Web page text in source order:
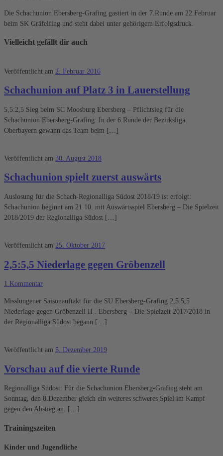
Die Schachunion Ebersberg-Grafing gastiert in der 7.Runde am 22.Februar
beim SK Gräfelfing und steht dabei unter gehörigem Erfolgsdruck.
Vielleicht gefällt dir auch
Veröffentlicht am 2. Februar 2016
Schachunion auf Platz 3 in Lauerstellung
5,5:2,5 Sieg beim SC Moosburg Ebersberg – Pflichtsieg für die
Schachunion Ebersberg-Grafing: In der 6.Runde der Bezirksliga
Oberbayern gewann das Team beim […]
Veröffentlicht am 30. August 2018
Schachunion spielt zuerst auswärts
Auslosung für die Schach-Regionalliga Südost 2018/19 ist erfolgt:
Schachunion beginnt am 21.10. mit Auswärtsspiel Ebersberg – Die Spielzeit
2018/2019 der Regionalliga Südost […]
Veröffentlicht am 25. Oktober 2017
2,5:5,5 Niederlage gegen Gröbenzell
1 Kommentar
Misslungener Saisonauftakt für die SU Ebersberg-Grafing 2,5:5,5
Niederlage gegen Gröbenzell II . Ebersberg – Die Spielzeit 2017/2018 in
der Regionalliga Südost begann […]
Veröffentlicht am 5. Dezember 2019
Vorschau auf die vierte Runde
Regionalliga Südost: Für die Schachunion Ebersberg-Grafing steht am
Sonntag, den 8.Dezember gleich ein weiteres schweres Spiel im Kampf
gegen den Abstieg an. […]
Trainingszeiten
Kinder und Jugendliche